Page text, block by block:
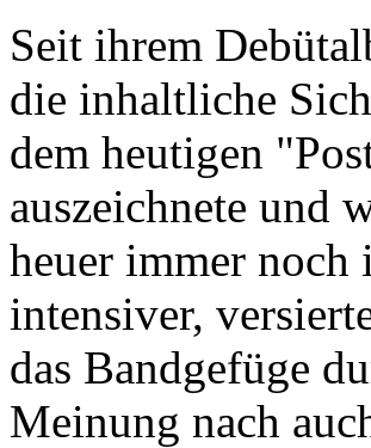
Seit ihrem
die inhaltliche
dem heutigen
auszeichnete und
heuer immer noch
intensiver,
das Bandgefüge
Meinung nach